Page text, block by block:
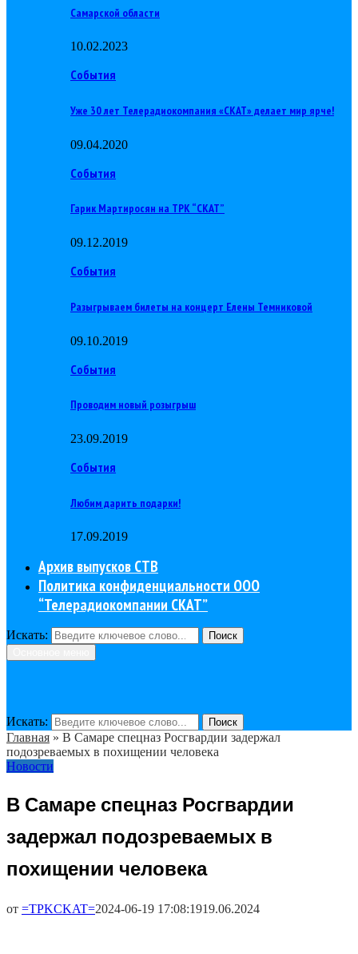
Самарской области
10.02.2023
События
Уже 30 лет Телерадиокомпания «СКАТ» делает мир ярче!
09.04.2020
События
Гарик Мартиросян на ТРК “СКАТ”
09.12.2019
События
Разыгрываем билеты на концерт Елены Темниковой
09.10.2019
События
Проводим новый розыгрыш
23.09.2019
События
Любим дарить подарки!
17.09.2019
Архив выпусков СТВ
Политика конфиденциальности ООО
“Телерадиокомпании СКАТ”
Искать:
Поиск
Искать: Поиск
Главная » В Самаре спецназ Росгвардии задержал
подозреваемых в похищении человека
Новости
В Самаре спецназ Росгвардии
задержал подозреваемых в
похищении человека
от =TPKCKAT=2024-06-19 17:08:1919.06.2024